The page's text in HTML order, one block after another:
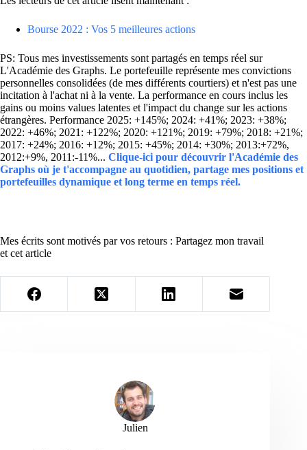
Bourse 2022 : Vos 5 meilleures actions
PS: Tous mes investissements sont partagés en temps réel sur
L'Académie des Graphs. Le portefeuille représente mes convictions
personnelles consolidées (de mes différents courtiers) et n'est pas une
incitation à l'achat ni à la vente. La performance en cours inclus les
gains ou moins values latentes et l'impact du change sur les actions
étrangères. Performance 2025: +145%; 2024: +41%; 2023: +38%;
2022: +46%; 2021: +122%; 2020: +121%; 2019: +79%; 2018: +21%;
2017: +24%; 2016: +12%; 2015: +45%; 2014: +30%; 2013:+72%,
2012:+9%, 2011:-11%... Clique-ici pour découvrir l'Académie des
Graphs où je t'accompagne au quotidien, partage mes positions et
portefeuilles dynamique et long terme en temps réel.
Mes écrits sont motivés par vos retours : Partagez mon travail
et cet article
Julien